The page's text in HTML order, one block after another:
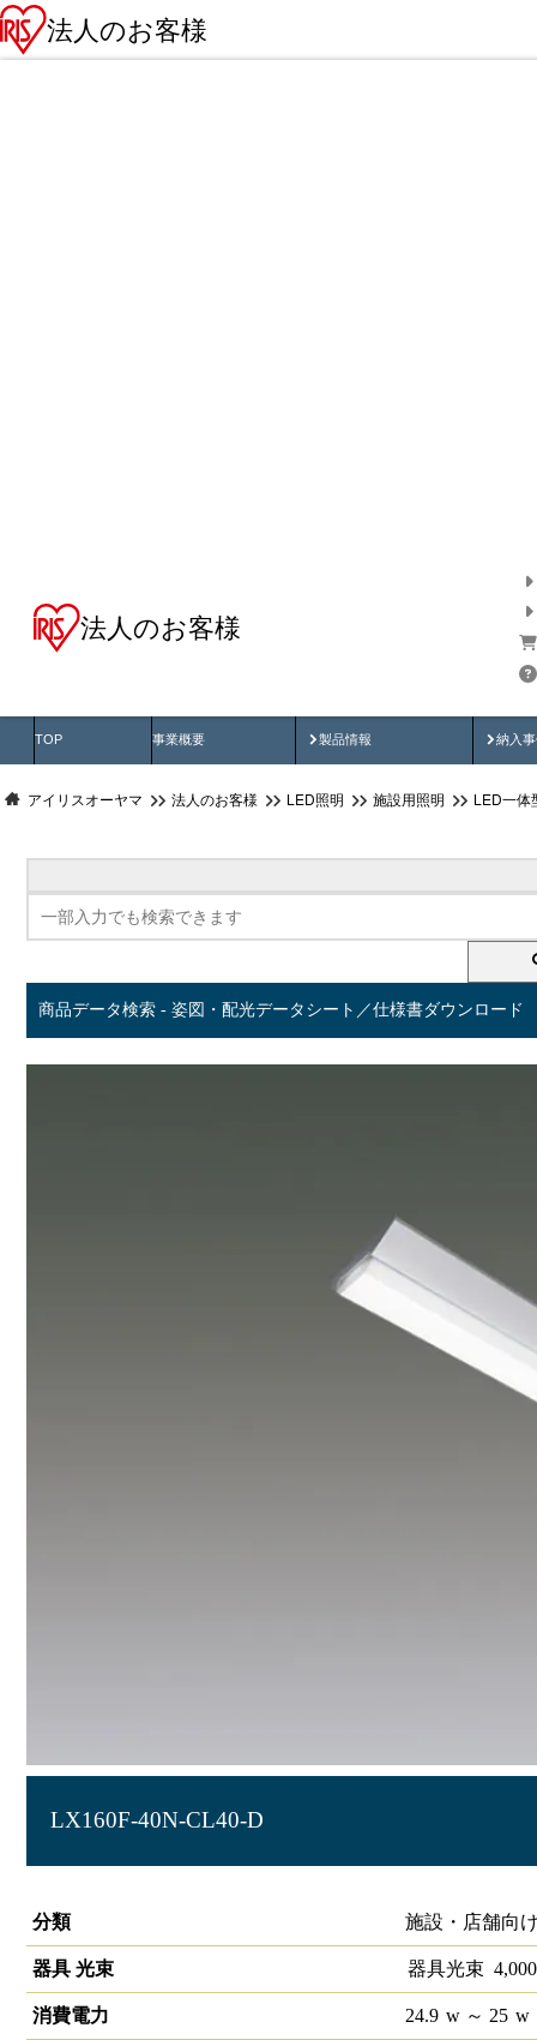
法人のお客様
法人のお客様
TOP 事業概要 製品情報
製品動画 納入
納
アイリスオーヤマ 法人のお客様 LED照明 施設用照明 LED一体
商品データ検索 - 姿図・配光データシート／仕様書ダウンロード
LX160F-40N-CL40-D
分類
施設・店舗向
器具 光束 器具光束 4,000
消費電力 24.9 w～ 25 w